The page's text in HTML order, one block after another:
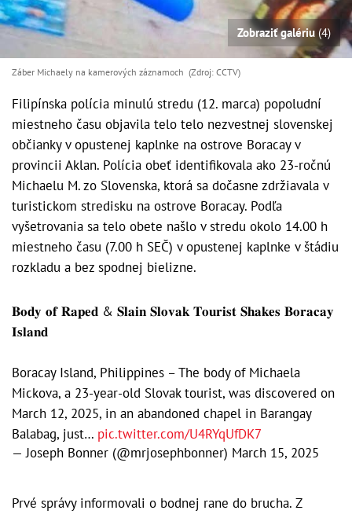
Zobraziť galériu (4)
Záber Michaely na kamerových záznamoch (Zdroj: CCTV)
Filipínska polícia minulú stredu (12. marca) popoludní
miestneho času objavila telo telo nezvestnej slovenskej
občianky v opustenej kaplnke na ostrove Boracay v
provincii Aklan. Polícia obeť identifikovala ako 23-ročnú
Michaelu M. zo Slovenska, ktorá sa dočasne zdržiavala v
turistickom stredisku na ostrove Boracay. Podľa
vyšetrovania sa telo obete našlo v stredu okolo 14.00 h
miestneho času (7.00 h SEČ) v opustenej kaplnke v štádiu
rozkladu a bez spodnej bielizne.
𝐁𝐨𝐝𝐲 𝐨𝐟 𝐑𝐚𝐩𝐞𝐝 & 𝐒𝐥𝐚𝐢𝐧 𝐒𝐥𝐨𝐯𝐚𝐤 𝐓𝐨𝐮𝐫𝐢𝐬𝐭 𝐒𝐡𝐚𝐤𝐞𝐬 𝐁𝐨𝐫𝐚𝐜𝐚𝐲
𝐈𝐬𝐥𝐚𝐧𝐝
Boracay Island, Philippines – The body of Michaela
Mickova, a 23-year-old Slovak tourist, was discovered on
March 12, 2025, in an abandoned chapel in Barangay
Balabag, just… pic.twitter.com/U4RYqUfDK7
— Joseph Bonner (@mrjosephbonner) March 15, 2025
Prvé správy informovali o bodnej rane do brucha. Z